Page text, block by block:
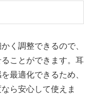
く調整できるので、
ことができます。耳
最適化できるため、
ら安心して使えま